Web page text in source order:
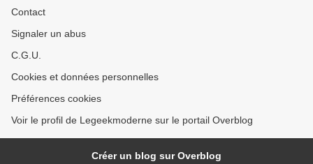
Contact
Signaler un abus
C.G.U.
Cookies et données personnelles
Préférences cookies
Voir le profil de Legeekmoderne sur le portail Overblog
Créer un blog sur Overblog